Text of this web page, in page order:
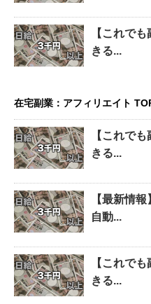
【これで
きる...
在宅副業：アフィリエイト
【これで
きる...
【最新情
自動...
【これで
きる...